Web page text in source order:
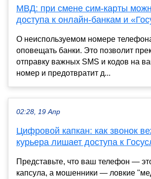
МВД: при смене сим-карты
доступа к онлайн-банкам и
О неиспользуемом номере
оповещать банки. Это позволит
отправку важных SMS и кодов на
номер и предотвратит д...
02:28, 19 Апр
Цифровой капкан: как звонок
курьера лишает доступа к
Представьте, что ваш телефон —
капсула, а мошенники — ловкие